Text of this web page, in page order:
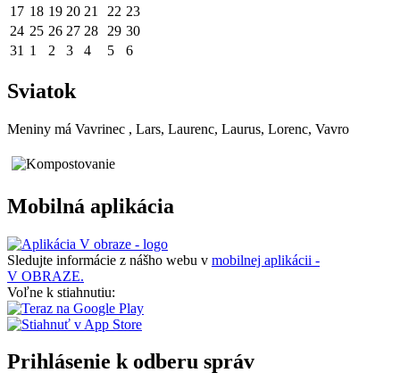
17 18 19 20 21 22 23
24 25 26 27 28 29 30
31 1 2 3 4 5 6
Sviatok
Meniny má Vavrinec , Lars, Laurenc, Laurus, Lorenc, Vavro
Mobilná aplikácia
Sledujte informácie z nášho webu v mobilnej aplikácii -
V OBRAZE.
Voľne k stiahnutiu:
Prihlásenie k odberu správ